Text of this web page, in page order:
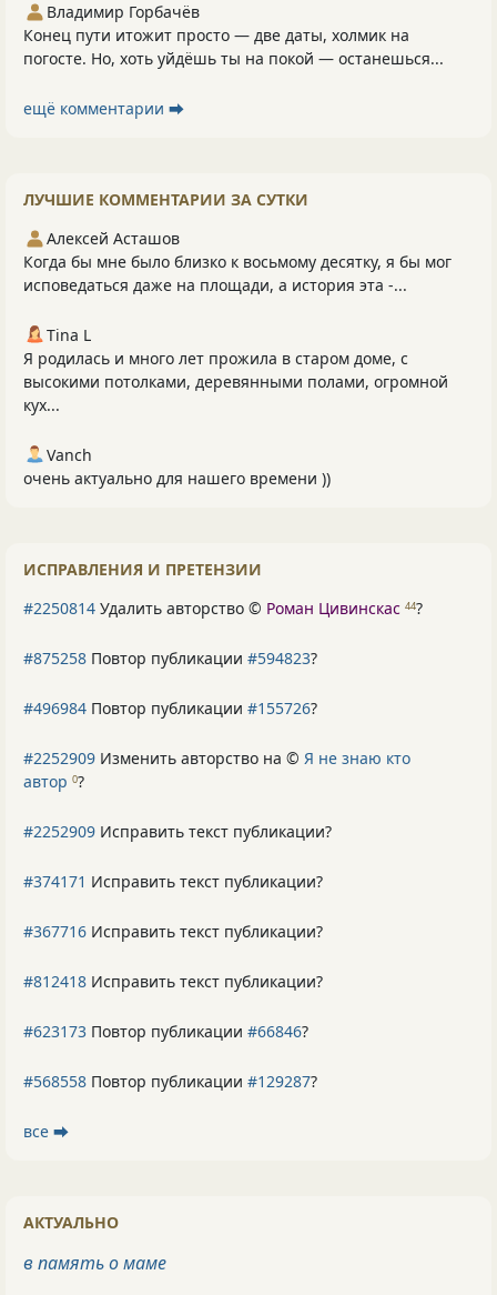
Владимир Горбачёв
Конец пути итожит просто — две даты, холмик на
погосте. Но, хоть уйдёшь ты на покой — останешься...
ещё комментарии ⮕
ЛУЧШИЕ КОММЕНТАРИИ ЗА СУТКИ
Алексей Асташов
Когда бы мне было близко к восьмому десятку, я бы мог
исповедаться даже на площади, а история эта -...
Tina L
Я родилась и много лет прожила в старом доме, с
высокими потолками, деревянными полами, огромной
кух...
Vanch
очень актуально для нашего времени ))
ИСПРАВЛЕНИЯ И ПРЕТЕНЗИИ
#2250814 Удалить авторство © Роман Цивинскас 44?
#875258 Повтор публикации #594823?
#496984 Повтор публикации #155726?
#2252909 Изменить авторство на © Я не знаю кто
автор 0?
#2252909 Исправить текст публикации?
#374171 Исправить текст публикации?
#367716 Исправить текст публикации?
#812418 Исправить текст публикации?
#623173 Повтор публикации #66846?
#568558 Повтор публикации #129287?
все ⮕
АКТУАЛЬНО
в память о маме